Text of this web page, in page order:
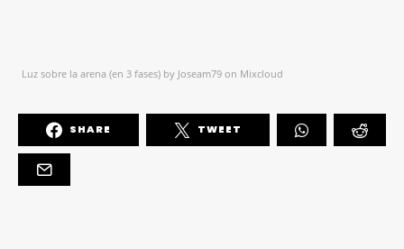
Luz sobre la arena (en 3 fases) by Joseam79 on Mixcloud
SHARE TWEET